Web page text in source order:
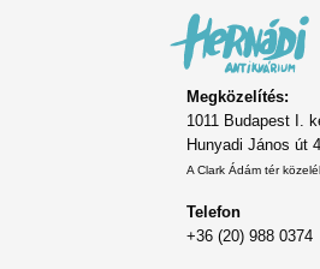
Megközelítés:
1011 Budapest I.
Hunyadi János út 4.
A Clark Ádám tér
Telefon
+36 (20) 988 0374